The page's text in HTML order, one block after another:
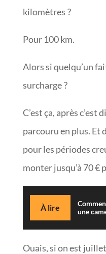
kilomètres ?
Pour 100 km.
Alors si quelqu’un
surcharge ?
C’est ça, après
parcouru en plus. Et
pour les périodes
monter jusqu’à 70 €
À lire
une
Ouais, si on est